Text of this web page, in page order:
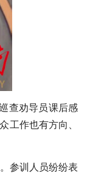
查劝导员课后感
工作也有方向、
参训人员纷纷表